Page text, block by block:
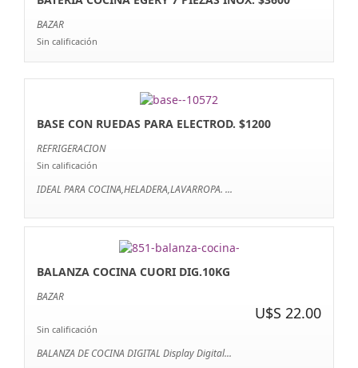
BAZAR
Sin calificación
BASE CON RUEDAS PARA ELECTROD. $1200
REFRIGERACION
Sin calificación
IDEAL PARA COCINA,HELADERA,LAVARROPA. ...
BALANZA COCINA CUORI DIG.10KG
BAZAR
U$S 22.00
Sin calificación
BALANZA DE COCINA DIGITAL Display Digital...